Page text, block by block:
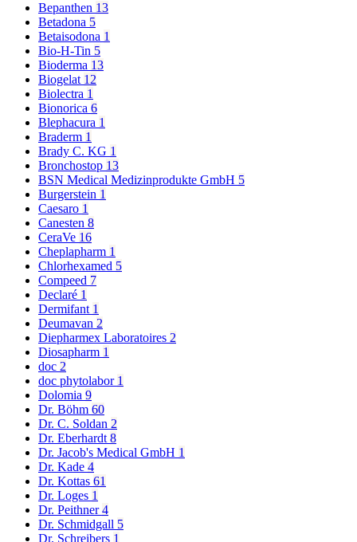
Bepanthen 13
Betadona 5
Betaisodona 1
Bio-H-Tin 5
Bioderma 13
Biogelat 12
Biolectra 1
Bionorica 6
Blephacura 1
Braderm 1
Brady C. KG 1
Bronchostop 13
BSN Medical Medizinprodukte GmbH 5
Burgerstein 1
Caesaro 1
Canesten 8
CeraVe 16
Cheplapharm 1
Chlorhexamed 5
Compeed 7
Declaré 1
Dermifant 1
Deumavan 2
Diepharmex Laboratoires 2
Diosapharm 1
doc 2
doc phytolabor 1
Dolomia 9
Dr. Böhm 60
Dr. C. Soldan 2
Dr. Eberhardt8
Dr. Jacob's Medical GmbH 1
Dr. Kade 4
Dr. Kottas 61
Dr. Loges 1
Dr. Peithner4
Dr. Schmidgall 5
Dr. Schreibers 1